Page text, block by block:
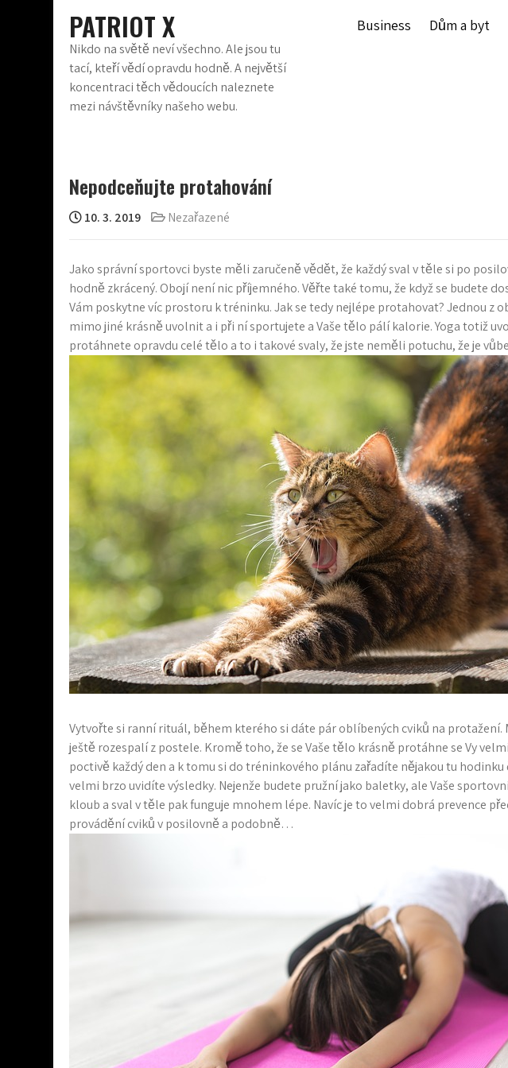
PATRIOT X
Nikdo na světě neví všechno. Ale jsou tu
tací, kteří vědí opravdu hodně. A největší
koncentraci těch vědoucích naleznete
mezi návštěvníky našeho webu.
Business Dům a byt
Nepodceňujte protahování
10. 3. 2019 Nezařazené
Jako správní sportovci byste měli zaručeně vědět, že každý sval v těle si po
hodně zkrácený. Obojí není nic příjemného. Věřte také tomu, že když se budete
Vám poskytne víc prostoru k tréninku. Jak se tedy nejlépe protahovat? Jednou z
mimo jiné krásně uvolnit a i při ní sportujete a Vaše tělo pálí kalorie. Yoga totiž
protáhnete opravdu celé tělo a to i takové svaly, že jste neměli potuchu, že je
Vytvořte si ranní rituál, během kterého si dáte pár oblíbených cviků na
ještě rozespalí z postele. Kromě toho, že se Vaše tělo krásně protáhne se Vy
poctivě každý den a k tomu si do tréninkového plánu zařadíte nějakou tu
velmi brzo uvidíte výsledky. Nejenže budete pružní jako baletky, ale Vaše
kloub a sval v těle pak funguje mnohem lépe. Navíc je to velmi dobrá prevence
provádění cviků v posilovně a podobně…